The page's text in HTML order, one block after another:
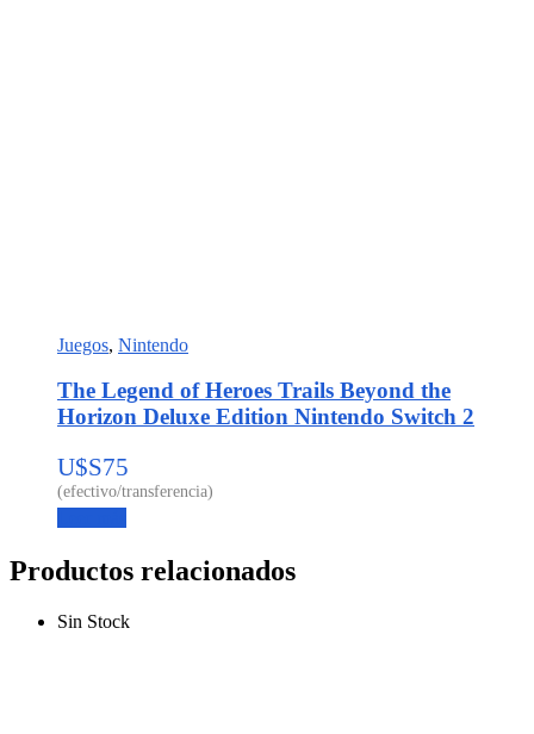
Juegos, Nintendo
The Legend of Heroes Trails Beyond the
Horizon Deluxe Edition Nintendo Switch 2
U$S75
Productos relacionados
Sin Stock